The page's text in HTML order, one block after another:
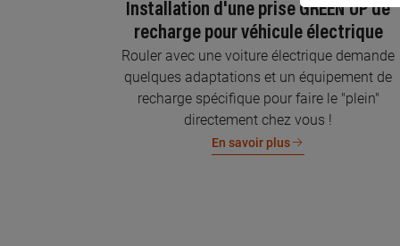
Installation d'une prise GREEN'UP de
recharge pour véhicule électrique
Rouler avec une voiture électrique demande
quelques adaptations et un équipement de
recharge spécifique pour faire le "plein"
directement chez vous !
En savoir plus